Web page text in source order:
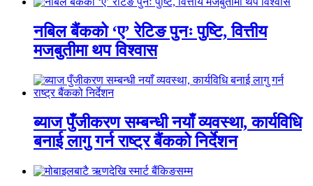
नबिल बैंकको ‘ए’ रेटिङ पुनः पुष्टि, वित्तीय
मजबुतीमा थप विश्वास
ब्याज पुँजीकरण सम्बन्धी नयाँ व्यवस्था, कार्यविधि
बनाई लागु गर्न राष्ट्र बैंकको निर्देशन